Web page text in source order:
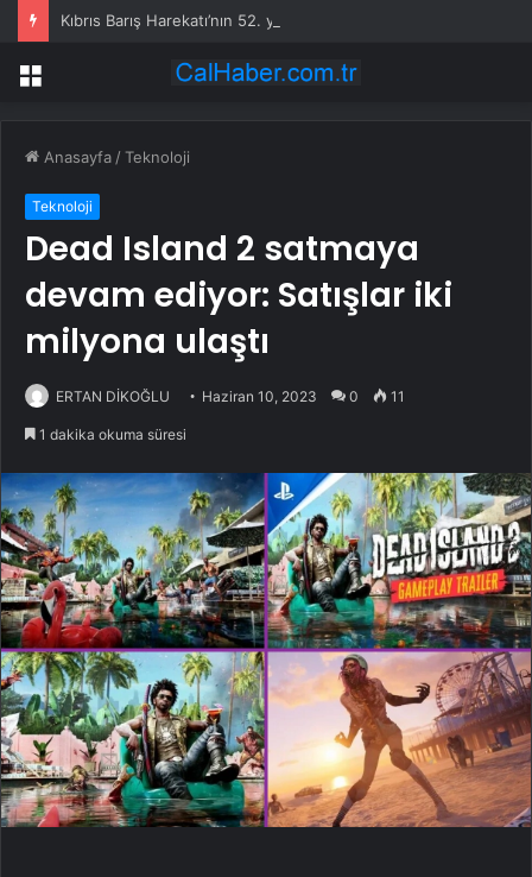
Menü
Anasayfa /Teknoloji
Teknoloji
Dead Island 2 satmaya
devam ediyor: Satışlar iki
milyona ulaştı
ERTAN DİKOĞLU Haziran 10, 2023 0 11
1 dakika okuma süresi